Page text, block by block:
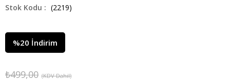
(2219)
%20 İndirim
₺499,00 (KDV Dahil)